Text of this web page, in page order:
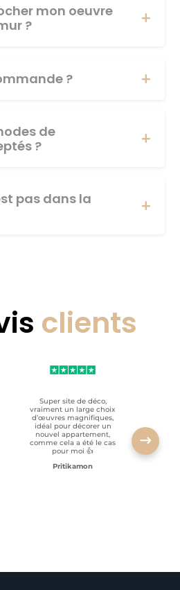
mon oeuvre
?
?
de
?
pas dans la
clients
Super site de déco,
vraiment un large choix
d’œuvres magnifiques,
idéal pour décorer un
nouvel appartement,
comme cela a été le cas
pour moi 👍
Pritikamon